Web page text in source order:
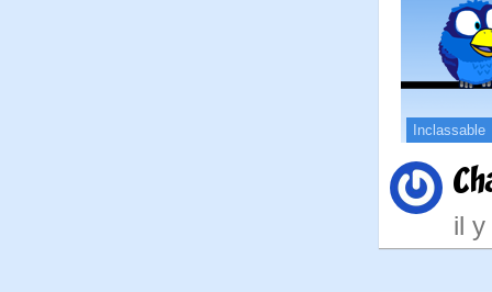
Inclassable
il